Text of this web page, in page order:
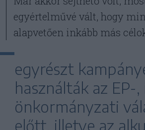
egyértelművé vált, hogy
alapvetően inkább más
egyrészt
használták az EP-
önkormányzati
előtt, illetve az